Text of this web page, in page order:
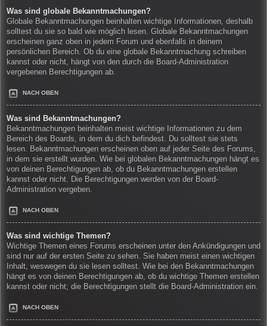
Was sind globale Bekanntmachungen?
Globale Bekanntmachungen beinhalten wichtige Informationen, deshalb
solltest du sie so bald wie möglich lesen. Globale Bekanntmachungen
erscheinen ganz oben in jedem Forum und ebenfalls in deinem
persönlichen Bereich. Ob du eine globale Bekanntmachung schreiben
kannst oder nicht, hängt von den durch die Board-Administration
vergebenen Berechtigungen ab.
NACH OBEN
Was sind Bekanntmachungen?
Bekanntmachungen beinhalten meist wichtige Informationen zu dem
Bereich des Boards, in dem du dich befindest. Du solltest sie stets
lesen. Bekanntmachungen erscheinen oben auf jeder Seite des Forums,
in dem sie erstellt wurden. Wie bei globalen Bekanntmachungen hängt es
von deinen Berechtigungen ab, ob du Bekanntmachungen erstellen
kannst oder nicht. Die Berechtigungen werden von der Board-
Administration vergeben.
NACH OBEN
Was sind wichtige Themen?
Wichtige Themen eines Forums erscheinen unter den Ankündigungen und
sind nur auf der ersten Seite zu sehen. Sie haben meist einen wichtigen
Inhalt, weswegen du sie lesen solltest. Wie bei den Bekanntmachungen
hängt es von deinen Berechtigungen ab, ob du wichtige Themen erstellen
kannst oder nicht; die Berechtigungen stellt die Board-Administration ein.
NACH OBEN